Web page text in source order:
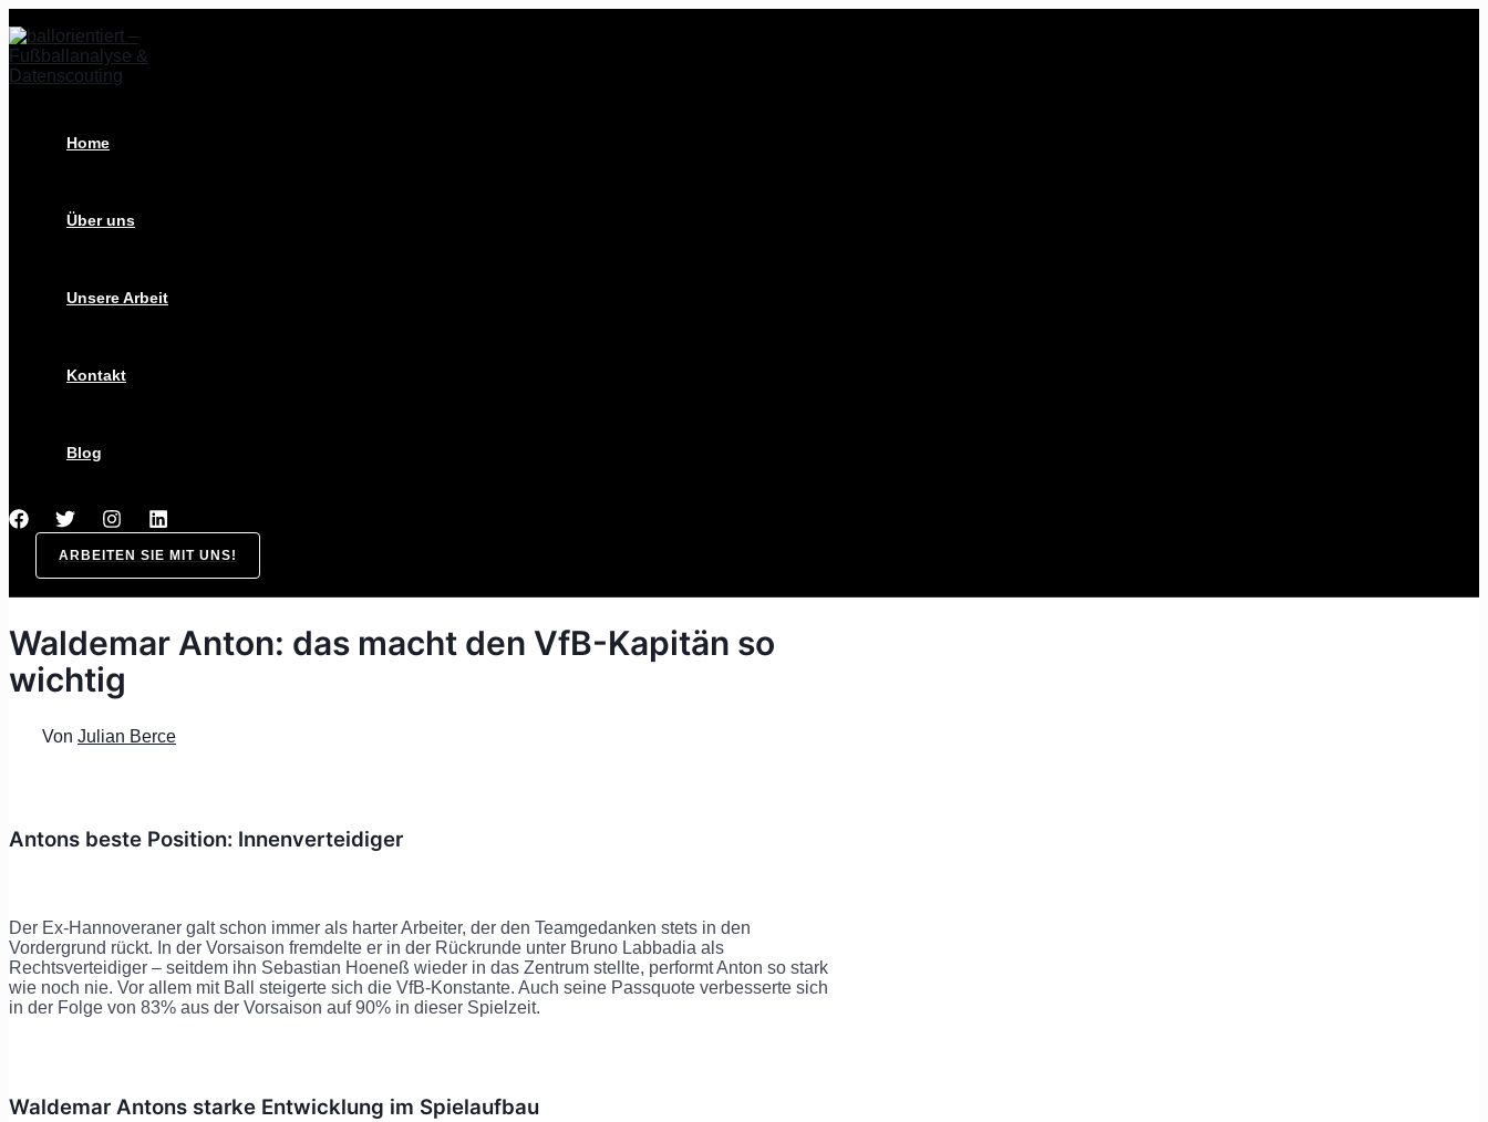
Zum
Inhalt
springen
Home
Über uns
Unsere Arbeit
Kontakt
Blog
ARBEITEN SIE MIT UNS!
Waldemar Anton: das macht den VfB-Kapitän so
wichtig
Von Julian Berce
Antons beste Position: Innenverteidiger
Der Ex-Hannoveraner galt schon immer als harter Arbeiter, der den Teamgedanken stets in den
Vordergrund rückt. In der Vorsaison fremdelte er in der Rückrunde unter Bruno Labbadia als
Rechtsverteidiger – seitdem ihn Sebastian Hoeneß wieder in das Zentrum stellte, performt Anton so stark
wie noch nie. Vor allem mit Ball steigerte sich die VfB-Konstante. Auch seine Passquote verbesserte sich
in der Folge von 83% aus der Vorsaison auf 90% in dieser Spielzeit.
Waldemar Antons starke Entwicklung im Spielaufbau
Post
navigation